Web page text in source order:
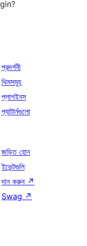
প্রদর্শনী
থিমসমূহ
প্লাগইনস
প্যাটার্নগুলো
জড়িত হোন
ইভেন্টগুলি
দান করুন ↗
Swag ↗